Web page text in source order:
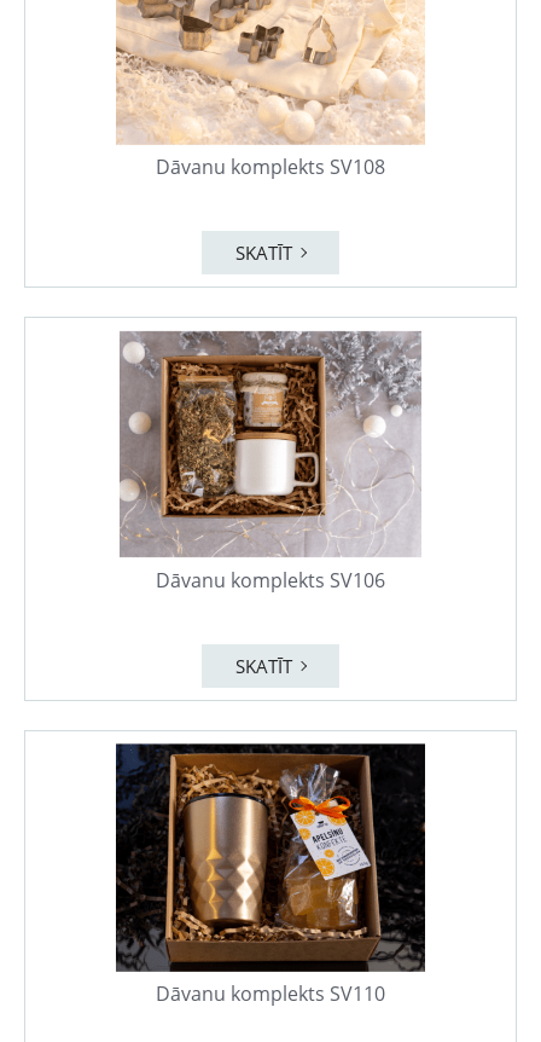
Dāvanu komplekts SV108
SKATĪT
Dāvanu komplekts SV106
SKATĪT
Dāvanu komplekts SV110